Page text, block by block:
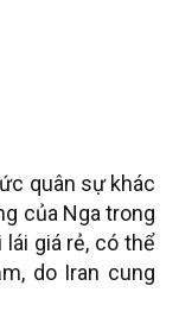
quân sự khác
của Nga trong
giá rẻ, có thể
do Iran cung